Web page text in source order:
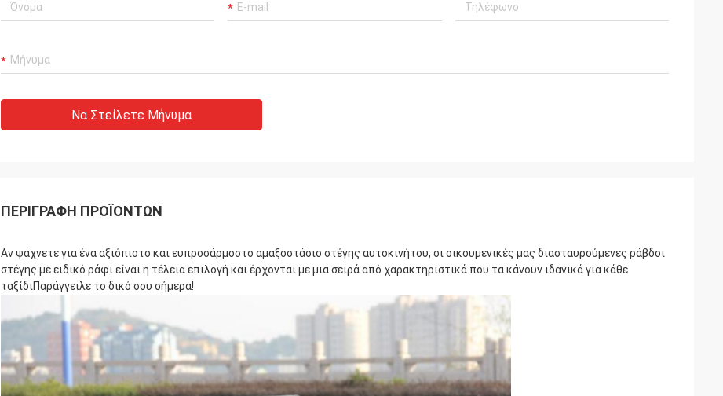
Να Στείλετε Μήνυμα
ΠΕΡΙΓΡΑΦΉ ΠΡΟΪΌΝΤΩΝ
Αν ψάχνετε για ένα αξιόπιστο και ευπροσάρμοστο αμαξοστάσιο στέγης αυτοκινήτου, οι οικουμενικές μας διασταυρούμενες ράβδοι
στέγης με ειδικό ράφι είναι η τέλεια επιλογή.και έρχονται με μια σειρά από χαρακτηριστικά που τα κάνουν ιδανικά για κάθε
ταξίδιΠαράγγειλε το δικό σου σήμερα!